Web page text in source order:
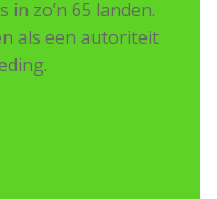
zo’n 65 landen.
als een autoriteit